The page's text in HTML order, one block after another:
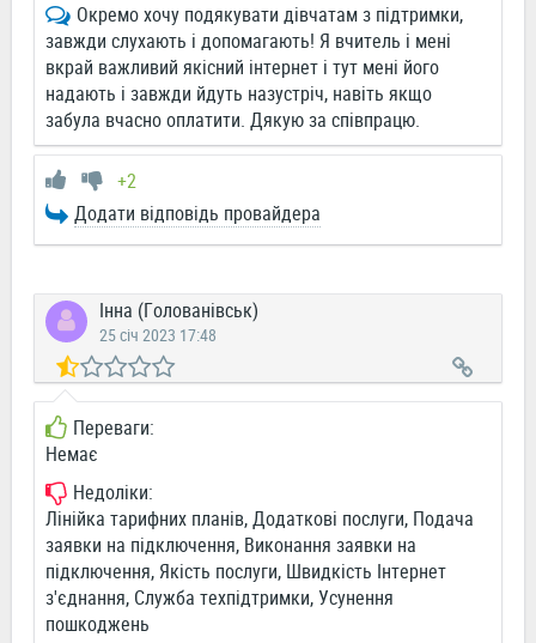
Окремо хочу подякувати дівчатам з пiдтримки,
завжди слухають i допомагають! Я вчитель i мені
вкрай важливий якісний інтернет і тут мені його
надають i завжди йдуть назустріч, навіть якщо
забула вчасно оплатити. Дякую за співпрацю.
+2
Додати відповідь провайдера
Інна (Голованівськ)
25 січ 2023 17:48
Переваги:
Немає
Недоліки:
Лінійка тарифних планів, Додаткові послуги, Подача
заявки на підключення, Виконання заявки на
підключення, Якість послуги, Швидкість Інтернет
з'єднання, Служба техпідтримки, Усунення
пошкоджень